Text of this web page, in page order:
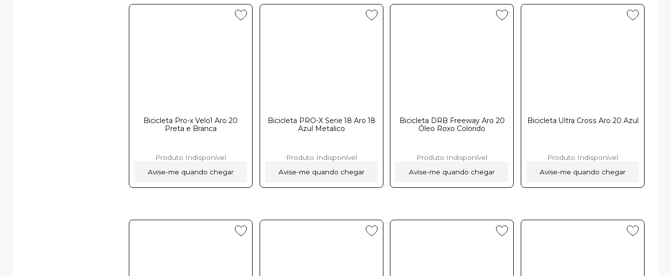
Bicicleta Pro-x Velo1 Aro 20
Preta e Brancaㅤㅤㅤㅤㅤㅤㅤ
Produto Indisponível
Avise-me quando chegar
Bicicleta PRO-X Serie 18 Aro 18
Azul Metalico
Produto Indisponível
Avise-me quando chegar
Bicicleta DRB Freeway Aro 20
Óleo Roxo Coloridoㅤㅤㅤㅤㅤㅤㅤㅤ
Produto Indisponível
Avise-me quando chegar
Bicicleta Ultra Cross Aro 20 Azulㅤㅤㅤㅤㅤㅤㅤㅤㅤㅤㅤㅤㅤㅤㅤㅤㅤㅤㅤㅤㅤㅤ
Produto Indisponível
Avise-me quando chegar